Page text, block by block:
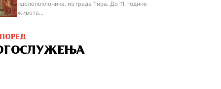
идолопоклоника, из града Тира. До 11. године
живота...